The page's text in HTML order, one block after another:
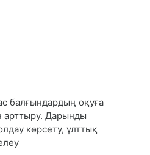
балғындардың оқуға
Дарынды
көрсету, ұлттық